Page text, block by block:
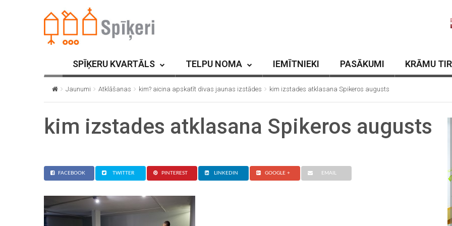
SPĪĶERU KVARTĀLS TELPU NOMA IEMĪTNIEKI PASĀKUMI KRĀMU
Jaunumi Atklāšanas kim? aicina apskatīt divas jaunas izstādes kim izstades atklasana Spikeros augusts
kim izstades atklasana Spikeros augusts
FACEBOOK TWITTER PINTEREST LINKEDIN GOOGLE + EMAIL